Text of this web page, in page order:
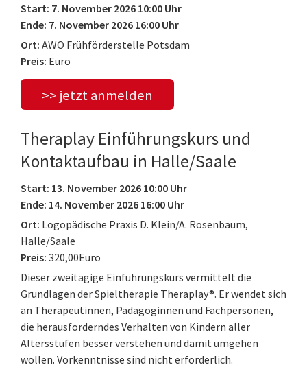
Start: 7. November 2026 10:00 Uhr
Ende: 7. November 2026 16:00 Uhr
Ort: AWO Frühförderstelle Potsdam
Preis: Euro
>> jetzt anmelden
Theraplay Einführungskurs und
Kontaktaufbau in Halle/Saale
Start: 13. November 2026 10:00 Uhr
Ende: 14. November 2026 16:00 Uhr
Ort: Logopädische Praxis D. Klein/A. Rosenbaum,
Halle/Saale
Preis: 320,00Euro
Dieser zweitägige Einführungskurs vermittelt die
Grundlagen der Spieltherapie Theraplay®. Er wendet sich
an Therapeutinnen, Pädagoginnen und Fachpersonen,
die herausforderndes Verhalten von Kindern aller
Altersstufen besser verstehen und damit umgehen
wollen. Vorkenntnisse sind nicht erforderlich.